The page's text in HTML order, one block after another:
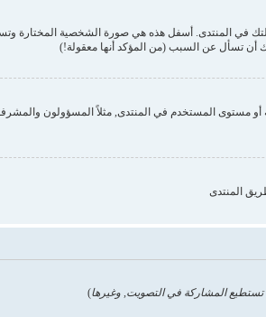
أن تسأل عن السبب (من المؤكد أنها معقولة!)
أو مستوى المستخدم في المنتدى, مثلاً المسؤولون
المنتدى
المشاركة في التصويت, وغيرها)